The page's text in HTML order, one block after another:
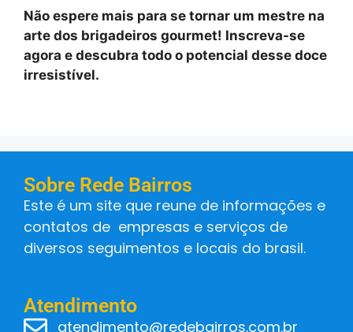
Não espere mais para se tornar um mestre na
arte dos brigadeiros gourmet! Inscreva-se
agora e descubra todo o potencial desse doce
irresistível.
Sobre Rede Bairros
Este é um site que reune de informações e
contatos de empresas e serviços de
diversos seguimentos e locais do brasil.
Atendimento
atendimento@redebairros.com.br